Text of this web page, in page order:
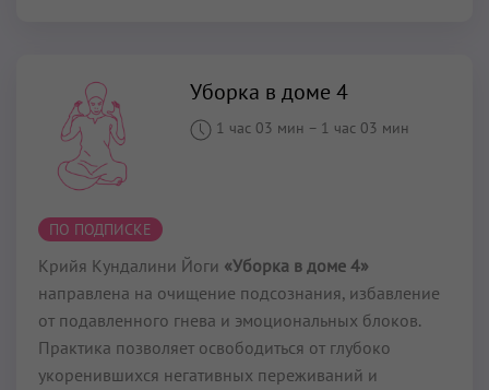
Уборка в доме 4
1 час 03 мин – 1 час 03 мин
ПО ПОДПИСКЕ
Крийя Кундалини Йоги «Уборка в доме 4»
направлена на очищение подсознания, избавление
от подавленного гнева и эмоциональных блоков.
Практика позволяет освободиться от глубоко
укоренившихся негативных переживаний и